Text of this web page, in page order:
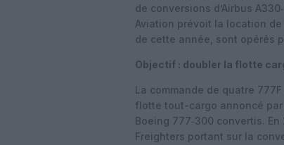
de conversions d’Airbus
Aviation prévoit la location
de cette année, sont opérés
Objectif : doubler la flotte
La commande de quatre
flotte tout-cargo annoncé
Boeing 777‑300 convertis.
Freighters portant sur la